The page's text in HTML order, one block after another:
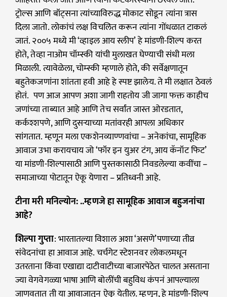
ट्रोल्स आणि बॉट्सना त्यांच्याविरुद्ध मोकाट सोडून त्यांना त्रास
दिला जातो. लोकांचं लक्ष विचलित करून त्यांना गोंधळात टाकलं
जातं. २००५ मध्ये मी ‘व्हाइल आय स्लीप’ हे मांडणी-शिल्प करत
होते, तेव्हा नाओम चॉम्स्की यांची मुलाखत घेण्याची संधी मला
मिळाली. त्यावेळेला, चोम्स्की म्हणाले होते, की सर्वेक्षणातून
बहुतेकजणांना शांतता हवी आहे हे स्पष्ट झालेय. ते मी लक्षात ठेवलं
होतं. पण आज आपण अशा जागी राहतोय जी जागा फक्त काहीच
जणांच्या ताब्यात आहे आणि तेच सर्वांत जास्त ओरडतात,
कर्कश्शपणे, आणि दुसऱ्याच्या मतांवरही आपला अधिकार
सांगतात. म्हणून मला एकशेनव्याण्णवांचा – अनेकांचा, सामूहिक
आवाज उभा करायचाय जो ‘फॉर इन युअर टंग, आय कॅनॉट फिट’
या मांडणी-शिल्पासाठी आणि पुस्तकासाठी निवडलेल्या कवींचा –
समाजाच्या पोटातून ऐकू येणारा – प्रतिध्वनी आहे.
टीना मरी मनिल्योन: ..म्हणजे हा सामूहिक आवाज बहुजनांचा
आहे?
शिल्पा गुप्ता: भारतातल्या विशाल अशा ‘असणे’पणाच्या तीव्र
संवेदनांचा हा आवाज आहे. चर्चगेट स्टेशनवर लोकलमधून
उतरताना किंवा एखाद्या दाटीवाटीच्या बाजारपेठेत चालत असताना
ज्या वेगवेगळ्या भाषा आणि बोलींची बहुविध कंपनं आपल्याला